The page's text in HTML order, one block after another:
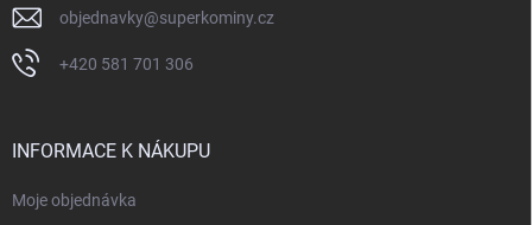
objednavky@superkominy.cz
+420 581 701 306
INFORMACE K NÁKUPU
Moje objednávka